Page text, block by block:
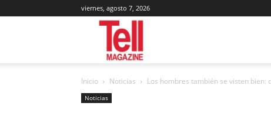
viernes, agosto 7, 2026
Magazine
Inicio Noticias Los hombres también se visten
Noticias